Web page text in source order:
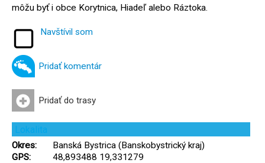
môžu byť i obce Korytnica, Hiadeľ alebo Ráztoka.
Navštívil som
Pridať komentár
Pridať do trasy
Lokalita
Okres:
Banská Bystrica (Banskobystrický kraj)
GPS:
48,893488 19,331279